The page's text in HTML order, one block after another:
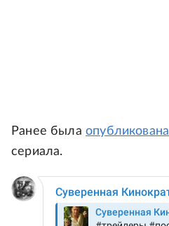
Ранее была опубликована
сериала.